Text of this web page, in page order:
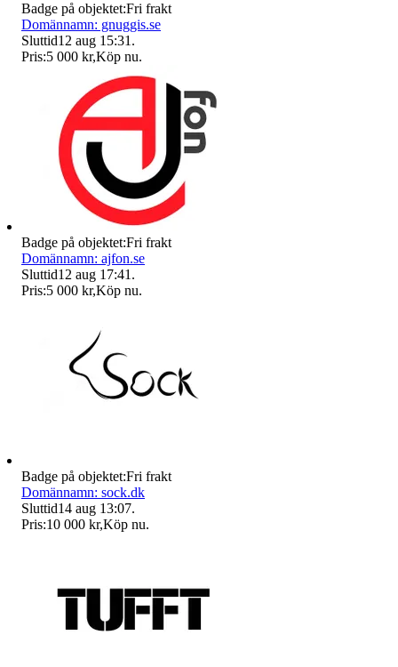
Badge på objektet:Fri frakt
Domännamn: gnuggis.se
Sluttid12 aug 15:31 .
Pris:5 000 kr,Köp nu.
Badge på objektet:Fri frakt
Domännamn: ajfon.se
Sluttid12 aug 17:41 .
Pris:5 000 kr,Köp nu.
Badge på objektet:Fri frakt
Domännamn: sock.dk
Sluttid14 aug 13:07.
Pris:10 000 kr,Köp nu.